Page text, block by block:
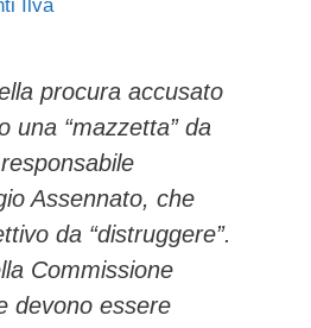
Ilva
procura accusato
una “mazzetta” da
Assennato, che
da “distruggere”.
Commissione
devono essere